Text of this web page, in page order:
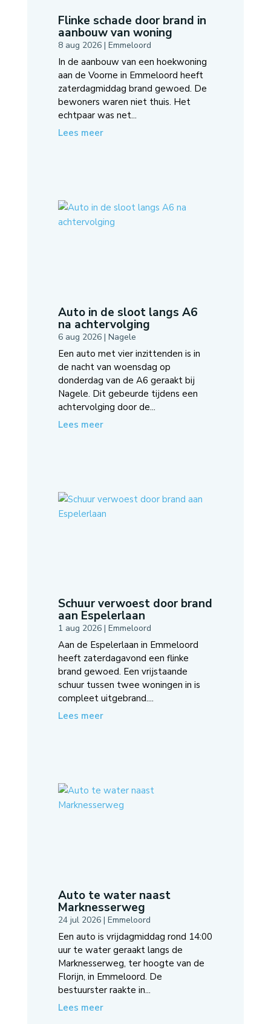
Flinke schade door brand in
aanbouw van woning
8 aug 2026| Emmeloord
In de aanbouw van een hoekwoning
aan de Voorne in Emmeloord heeft
zaterdagmiddag brand gewoed. De
bewoners waren niet thuis. Het
echtpaar was net...
Lees meer
Auto in de sloot langs A6
na achtervolging
6 aug 2026| Nagele
Een auto met vier inzittenden is in
de nacht van woensdag op
donderdag van de A6 geraakt bij
Nagele. Dit gebeurde tijdens een
achtervolging door de...
Lees meer
Schuur verwoest door brand
aan Espelerlaan
1 aug 2026| Emmeloord
Aan de Espelerlaan in Emmeloord
heeft zaterdagavond een flinke
brand gewoed. Een vrijstaande
schuur tussen twee woningen in is
compleet uitgebrand....
Lees meer
Auto te water naast
Marknesserweg
24 jul 2026| Emmeloord
Een auto is vrijdagmiddag rond 14:00
uur te water geraakt langs de
Marknesserweg, ter hoogte van de
Florijn, in Emmeloord. De
bestuurster raakte in...
Lees meer